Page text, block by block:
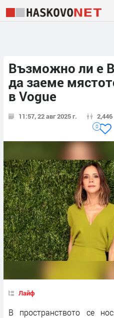
Възможно ли е
да заеме
в Vogue
11:57, 22 авг 2025 г. 2,446
0
Лайф
В пространството се